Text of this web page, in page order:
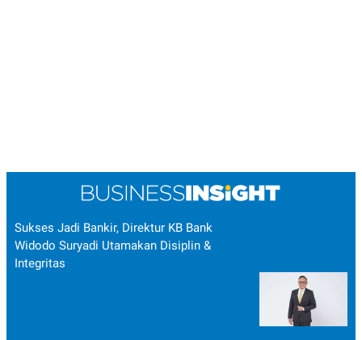
Sukses Jadi Bankir, Direktur KB Bank
Widodo Suryadi Utamakan Disiplin &
Integritas